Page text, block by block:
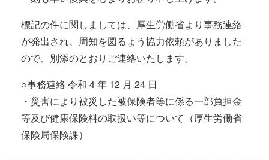
標記の件に関しましては、厚生労働省より事務連絡
が発出され、周知を図るよう協力依頼がありました
ので、別添のとおりご連絡いたします。
○事務連絡 令和 4 年 12 月 24 日
・災害により被災した被保険者等に係る一部負担金
等及び健康保険料の取扱い等について（厚生労働省
保険局保険課）